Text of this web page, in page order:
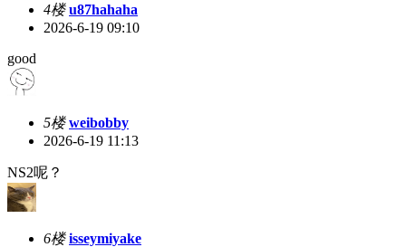
4楼 u87hahaha
2026-6-19 09:10
good
5楼 weibobby
2026-6-19 11:13
NS2呢？
6楼 isseymiyake